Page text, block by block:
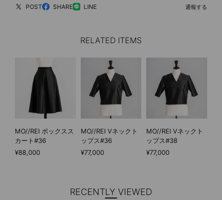
POST SHARE LINE 通報する
RELATED ITEMS
MO//REI ボックスス
カート#36
¥88,000
MO//REI Vネックト
ップス#36
¥77,000
MO//REI Vネックト
ップス#38
¥77,000
RECENTLY VIEWED